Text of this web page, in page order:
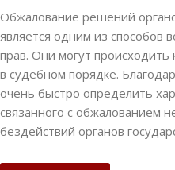
Обжалование решений
является одним из способов
прав. Они могут происходить
в судебном порядке.
очень быстро определить
связанного с обжалованием
бездействий органов